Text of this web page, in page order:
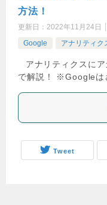
方法！
更新日： 2022年11月24日
Google
アナリティク
アナリティクスにア
で解説！ ※Google
Tweet